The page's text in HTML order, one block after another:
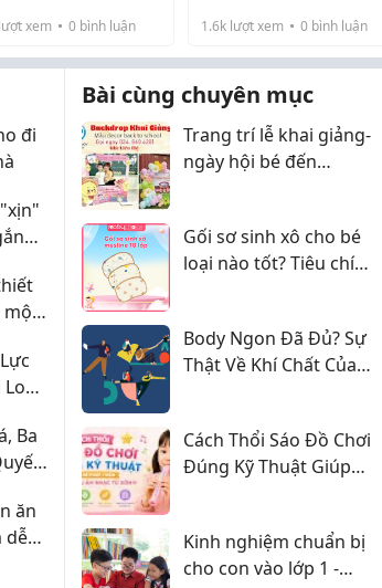
lượt xem 0 bình luận
nào, thành phần có rõ
ràng không và vị có quá
ngọt không. Với trẻ nh...
1.6klượt xem 0bình luận
đi
một
Lo
Ba
ăn
dễ
Bài cùng chuyên mục
Trang trí lễ khai giảng-
ngày hội bé đến
Gối sơ sinh xô cho bé
loại nào tốt? Tiêu chí
Body Ngon Đã Đủ? Sự
Thật Về Khí Chất Của
Cách Thổi Sáo Đồ Chơi
Đúng Kỹ Thuật Giúp
Sớm
Kinh nghiệm chuẩn bị
cho con vào lớp 1 -